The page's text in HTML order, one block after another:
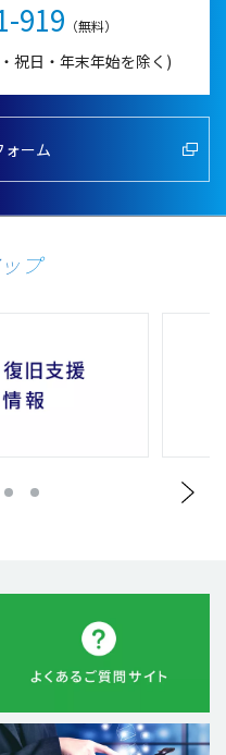
919 （無料）
祝日・年末年始を除く)
ォーム
プ